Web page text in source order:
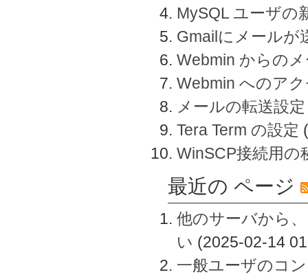
MySQL ユーザの
Gmailにメールが
Webmin からの
Webmin へのア
メールの転送設定
Tera Term の設定
WinSCP接続用の
最近の ページ
他のサーバから
い (2025-02-14
一般ユーザのコ